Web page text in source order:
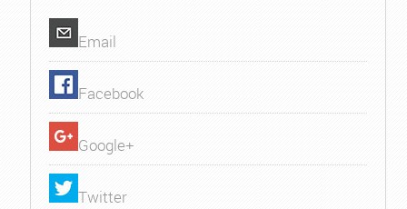
Email
Facebook
Google+
Twitter